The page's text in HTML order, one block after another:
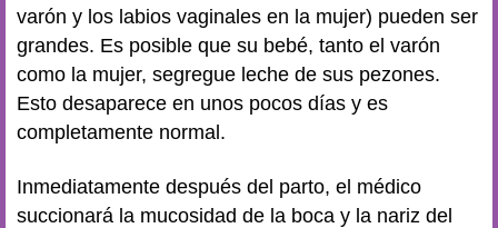
varón y los labios vaginales en la mujer) pueden ser
grandes. Es posible que su bebé, tanto el varón
como la mujer, segregue leche de sus pezones.
Esto desaparece en unos pocos días y es
completamente normal.
Inmediatamente después del parto, el médico
succionará la mucosidad de la boca y la nariz del